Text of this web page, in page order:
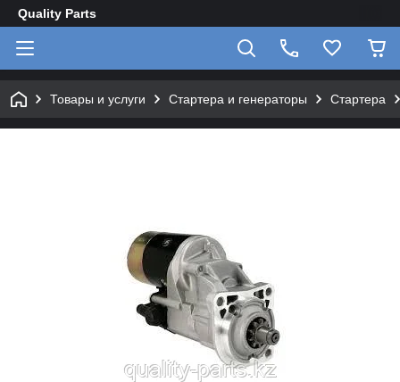
Quality Parts
Товары и услуги Стартера и генераторы Стартера